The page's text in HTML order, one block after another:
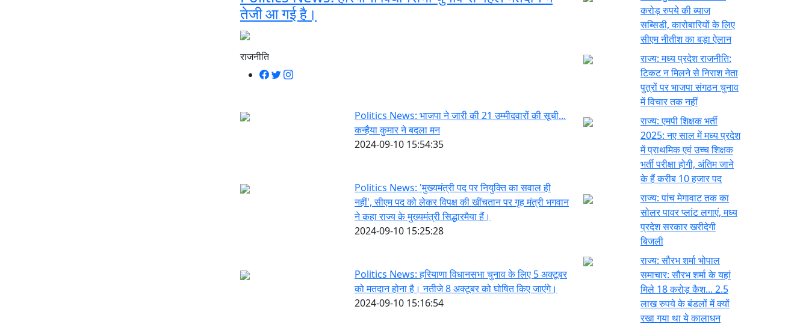
तेजी आ गई है।
राजनीति
Politics News: भाजपा ने जारी की 21 उम्मीदवारों की सूची...
कन्हैया कुमार ने बदला मन
2024-09-10 15:54:35
Politics News: 'मुख्यमंत्री पद पर नियुक्ति का सवाल ही
नहीं', सीएम पद को लेकर विपक्ष की खींचतान पर गृह मंत्री भगवान
ने कहा राज्य के मुख्यमंत्री सिद्धारमैया हैं।
2024-09-10 15:25:28
Politics News: हरियाणा विधानसभा चुनाव के लिए 5 अक्टूबर
को मतदान होना है। नतीजे 8 अक्टूबर को घोषित किए जाएंगे।
2024-09-10 15:16:54
करोड़ रुपये की ब्याज
सब्सिडी, कारोबारियों के लिए
सीएम नीतीश का बड़ा ऐलान
राज्य:मध्य प्रदेश राजनीति:
टिकट न मिलने से निराश नेता
पुत्रों पर भाजपा संगठन चुनाव
में विचार तक नहीं
राज्य:एमपी शिक्षक भर्ती
2025: नए साल में मध्य प्रदेश
में प्राथमिक एवं उच्च शिक्षक
भर्ती परीक्षा होगी, अंतिम जाने
के हैं करीब 10 हजार पद
राज्य:पांच मेगावाट तक का
सोलर पावर प्लांट लगाएं, मध्य
प्रदेश सरकार खरीदेगी
बिजली
राज्य:सौरभ शर्मा भोपाल
समाचार: सौरभ शर्मा के यहां
मिले 18 करोड़ कैश... 2.5
लाख रुपये के बंडलों में क्यों
रखा गया था ये कालाधन